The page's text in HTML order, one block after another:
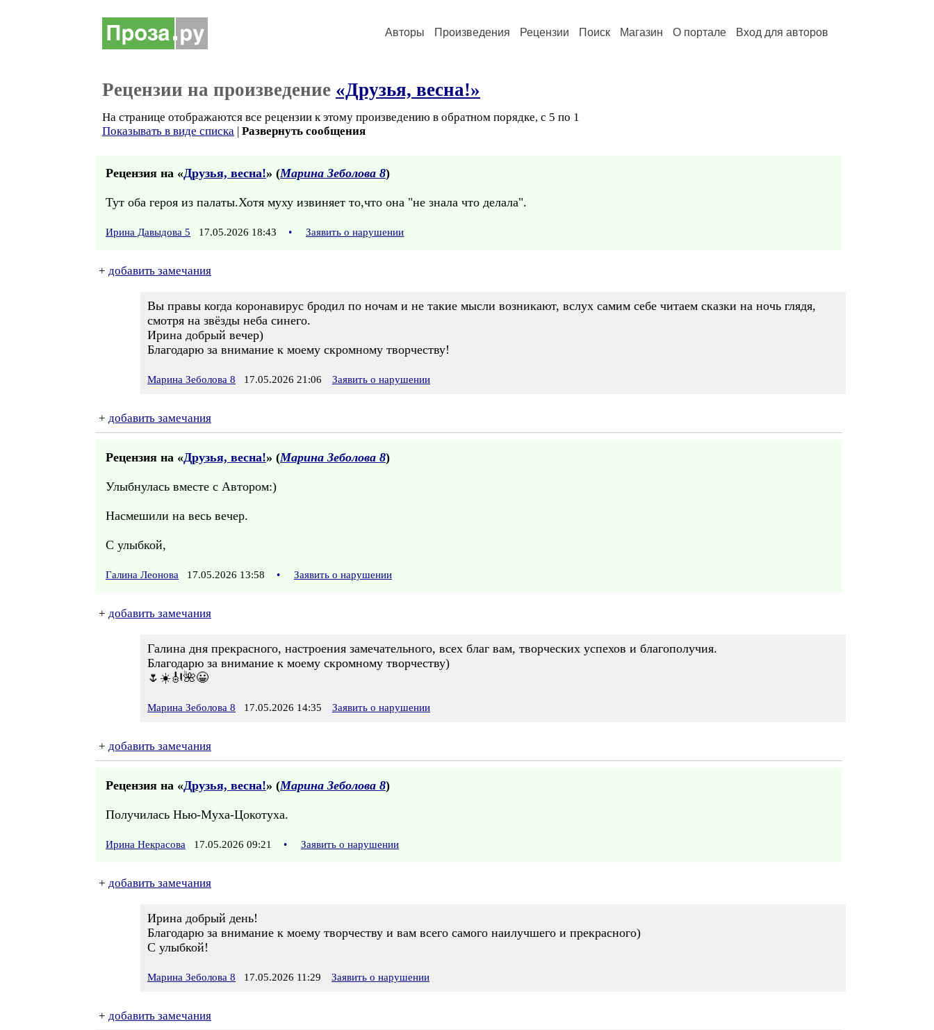
Авторы Произведения Рецензии Поиск Магазин О портале Вход для авторов
Рецензии на произведение «Друзья, весна!»
На странице отображаются все рецензии к этому произведению в обратном порядке, с 5 по 1
Показывать в виде списка | Развернуть сообщения
Рецензия на «Друзья, весна!» (Марина Зеболова 8)
Тут оба героя из палаты.Хотя муху извиняет то,что она "не знала что делала".
Ирина Давыдова 5 17.05.2026 18:43 • Заявить о нарушении
+ добавить замечания
Вы правы когда коронавирус бродил по ночам и не такие мысли возникают, вслух самим себе читаем сказки на ночь глядя,
смотря на звёзды неба синего.
Ирина добрый вечер)
Благодарю за внимание к моему скромному творчеству!
Марина Зеболова 8 17.05.2026 21:06 Заявить о нарушении
+ добавить замечания
Рецензия на «Друзья, весна!» (Марина Зеболова 8)
Улыбнулась вместе с Автором:)
Насмешили на весь вечер.
С улыбкой,
Галина Леонова 17.05.2026 13:58 • Заявить о нарушении
+ добавить замечания
Галина дня прекрасного, настроения замечательного, всех благ вам, творческих успехов и благополучия.
Благодарю за внимание к моему скромному творчеству)
🌷☀️🎻🌺😀
Марина Зеболова 8 17.05.2026 14:35 Заявить о нарушении
+ добавить замечания
Рецензия на «Друзья, весна!» (Марина Зеболова 8)
Получилась Нью-Муха-Цокотуха.
Ирина Некрасова 17.05.2026 09:21 • Заявить о нарушении
+ добавить замечания
Ирина добрый день!
Благодарю за внимание к моему творчеству и вам всего самого наилучшего и прекрасного)
С улыбкой!
Марина Зеболова 8 17.05.2026 11:29 Заявить о нарушении
+ добавить замечания